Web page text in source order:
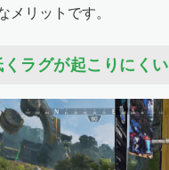
メリットです。
ラグが起こりにくい